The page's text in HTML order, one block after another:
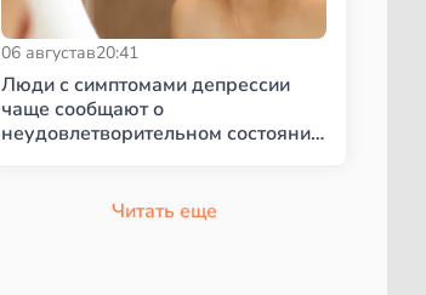
06 августав20:41
Люди с симптомами депрессии
чаще сообщают о
неудовлетворительном состоянии
Читать еще